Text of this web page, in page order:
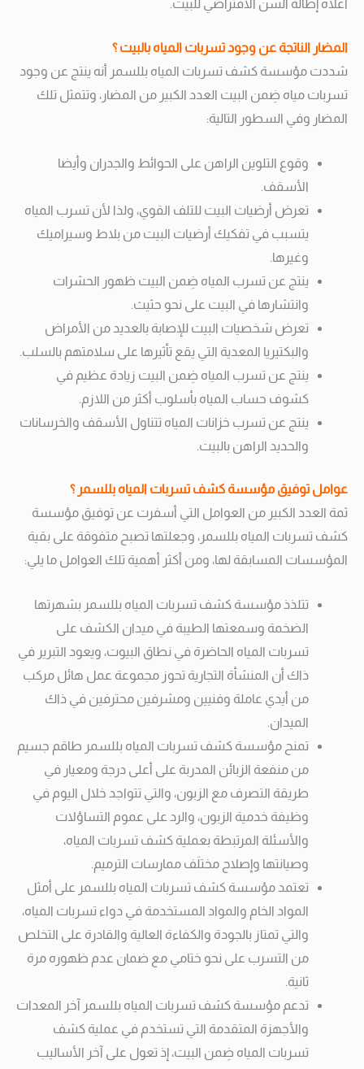
أعلاه إطالة السن الافتراضي للبيت.
المضار الناتجة عن وجود تسربات المياه بالبيت ؟
شددت مؤسسة كشف تسربات المياه بللسمر أنه ينتج عن وجود
تسربات مياه ضِمن البيت العدد الكبير من المضار، وتتمثل تلك
المضار وفي السطور التالية:
وقوع التلوين الراهن على الحوائط والجدران وأيضا
الأسقف.
تعرض أرضيات البيت للتلف القوي، ولذا لأن تسرب المياه
يتسبب في تفكيك أرضيات البيت من بلاط وسيراميك
وغيرها.
ينتج عن تسرب المياه ضِمن البيت ظهور الحشرات
وانتشارها في البيت على نحو حثيث.
تعرض شخصيات البيت للإصابة بالعديد من الأمراض
والبكتيريا المعدية التي يقع تأثيرها على سلامتهم بالسلب.
ينتج عن تسرب المياه ضِمن البيت زيادة عظيم في
كشوف حساب المياه بأسلوب أكثر من اللازم.
ينتج عن تسرب خزانات المياه تتناول الأسقف والخرسانات
والحديد الراهن بالبيت.
عوامل توفيق مؤسسة كشف تسربات المياه بللسمر ؟
ثمة العدد الكبير من العوامل التي أسفرت عن توفيق مؤسسة
كشف تسربات المياه بللسمر، وجعلتها تصبح متفوقة على بقية
المؤسسات المسابقة لها، ومن أكثر أهمية تلك العوامل ما يلي:
تتلذذ مؤسسة كشف تسربات المياه بللسمر بشهرتها
الضخمة وسمعتها الطيبة في ميدان الكشف على
تسربات المياه الحاضرة في نطاق البيوت، ويعود التبرير في
ذاك أن المنشأة التجارية تحوز مجموعة عمل هائل مركب
من أيدي عاملة وفنيين ومشرفين محترفين في ذاك
الميدان.
تمنح مؤسسة كشف تسربات المياه بللسمر طاقم جسيم
من منفعة الزبائن المدربة على أعلى درجة ومعيار في
طريقة التصرف مع الزبون، والتي تتواجد خلال اليوم في
وظيفة خدمية الزبون، والرد على عموم التساؤلات
والأسئلة المرتبطة بعملية كشف تسربات المياه،
وصيانتها وإصلاح مختلَف ممارسات الترميم.
تعتمد مؤسسة كشف تسربات المياه بللسمر على أمثل
المواد الخام والمواد المستخدمة في دواء تسربات المياه،
والتي تمتاز بالجودة والكفاءة العالية والقادرة على التخلص
من التسرب على نحو ختامي مع ضمان عدم ظهوره مرة
ثانية.
تدعم مؤسسة كشف تسربات المياه بللسمر آخر المعدات
والأجهزة المتقدمة التي تستخدم في عملية كشف
تسربات المياه ضِمن البيت، إذ تعول على آخر الأساليب